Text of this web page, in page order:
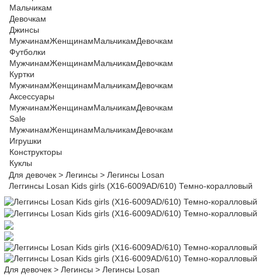
Мальчикам
Девочкам
Джинсы
МужчинамЖенщинамМальчикамДевочкам
Футболки
МужчинамЖенщинамМальчикамДевочкам
Куртки
МужчинамЖенщинамМальчикамДевочкам
Аксессуары
МужчинамЖенщинамМальчикамДевочкам
Sale
МужчинамЖенщинамМальчикамДевочкам
Игрушки
Конструкторы
Куклы
Для девочек > Легинсы > Легинсы Losan
Леггинсы Losan Kids girls (X16-6009AD/610) Темно-коралловый
Для девочек >Легинсы >Легинсы Losan